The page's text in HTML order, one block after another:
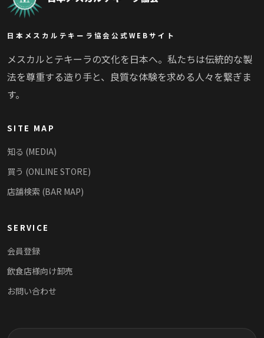
日本メスカルテキーラ協会公式WEBサイト
メスカルとテキーラの文化を日本へ。私たちは伝統的な製
法を尊重する造り手と、良質な体験を求める人々を繋ぎま
す。
SITE MAP
知る (MEDIA)
買う (ONLINE STORE)
店舗検索 (BAR MAP)
SERVICE
会員登録
飲食店様向け卸売
お問い合わせ